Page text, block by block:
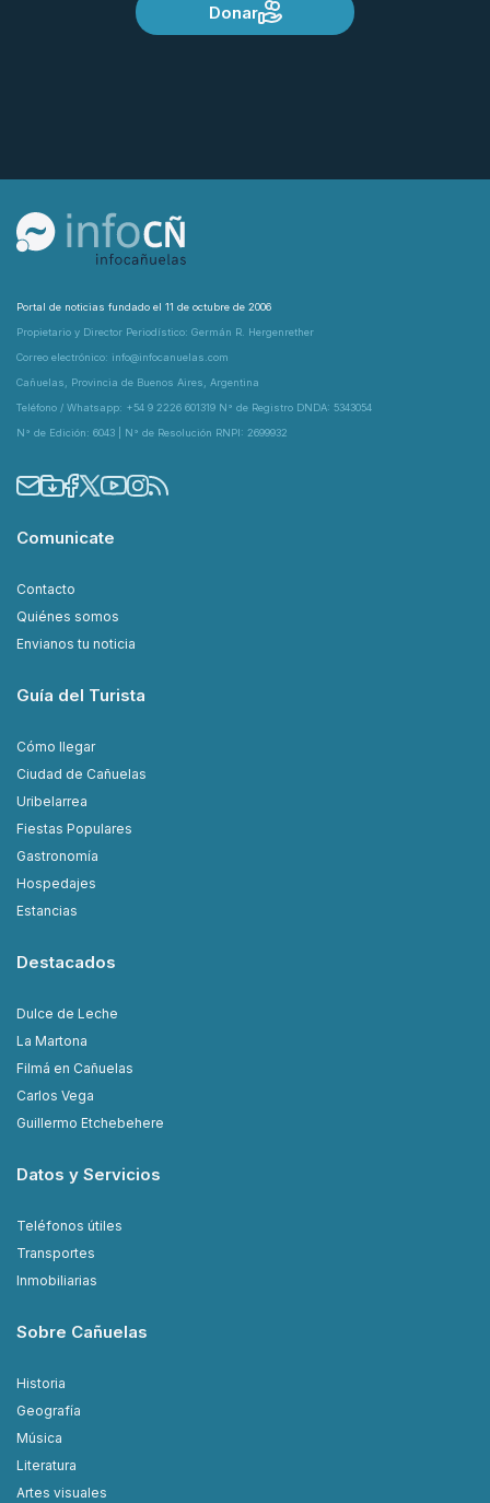
Donar
Portal de noticias fundado el 11 de octubre de 2006
Propietario y Director Periodístico: Germán R. Hergenrether
Correo electrónico: info@infocanuelas.com
Cañuelas, Provincia de Buenos Aires, Argentina
Teléfono / Whatsapp: +54 9 2226 601319 N° de Registro DNDA: 5343054
N° de Edición: 6043 | N° de Resolución RNPI: 2699932
Comunicate
Contacto
Quiénes somos
Envianos tu noticia
Guía del Turista
Cómo llegar
Ciudad de Cañuelas
Uribelarrea
Fiestas Populares
Gastronomía
Hospedajes
Estancias
Destacados
Dulce de Leche
La Martona
Filmá en Cañuelas
Carlos Vega
Guillermo Etchebehere
Datos y Servicios
Teléfonos útiles
Transportes
Inmobiliarias
Sobre Cañuelas
Historia
Geografía
Música
Literatura
Artes visuales